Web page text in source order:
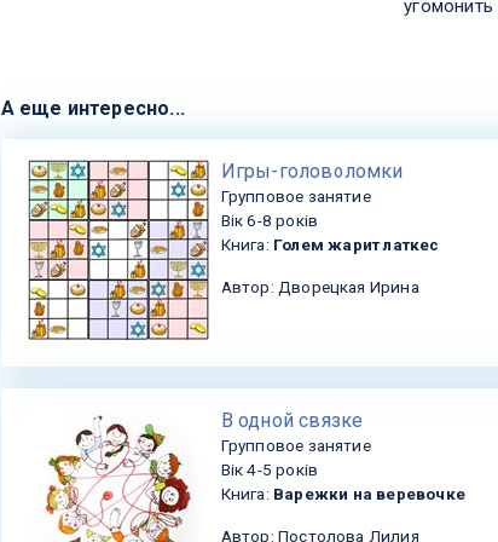
угомонить
А еще интересно...
​Игры-головоломки
Групповое занятие
Вік 6-8 років
Книга: Голем жарит латкес
Автор: Дворецкая Ирина
В одной связке
Групповое занятие
Вік 4-5 років
Книга: Варежки на веревочке
Автор: Постолова Лилия